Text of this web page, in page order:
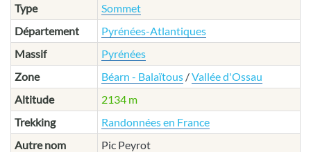
Type
Sommet
Département
Pyrénées-Atlantiques
Massif
Pyrénées
Zone
Béarn - Balaïtous /Vallée d'Ossau
Altitude
2134 m
Trekking
Randonnées en France
Autre nom
Pic Peyrot